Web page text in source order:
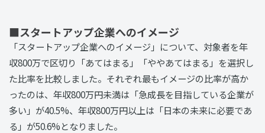
■スタートアップ企業へのイメージ
「スタートアップ企業へのイメージ」について、対象者を年
収800万で区切り「あてはまる」「ややあてはまる」を選択し
た比率を比較しました。それぞれ最もイメージの比率が高か
ったのは、年収800万円未満は「急成長を目指している企業が
多い」が40.5%、年収800万円以上は「日本の未来に必要であ
る」が50.6%となりました。